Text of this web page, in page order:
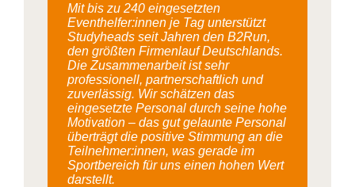
Mit bis zu 240 eingesetzten
Eventhelfer:innen je Tag unterstützt
Studyheads seit Jahren den B2Run,
den größten Firmenlauf Deutschlands.
Die Zusammenarbeit ist sehr
professionell, partnerschaftlich und
zuverlässig. Wir schätzen das
eingesetzte Personal durch seine hohe
Motivation – das gut gelaunte Personal
überträgt die positive Stimmung an die
Teilnehmer:innen, was gerade im
Sportbereich für uns einen hohen Wert
darstellt.